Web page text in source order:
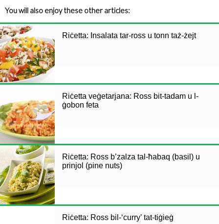
You will also enjoy these other articles:
Riċetta: Insalata tar-ross u tonn taż-żejt
Riċetta veġetarjana: Ross bit-tadam u l-
ġobon feta
Riċetta: Ross b’zalza tal-ħabaq (basil) u
prinjol (pine nuts)
Riċetta: Ross bil-‘curry’ tat-tiġieġ